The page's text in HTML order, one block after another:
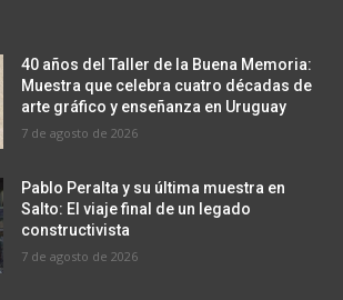
40 años del Taller de la Buena Memoria:
Muestra que celebra cuatro décadas de
arte gráfico y enseñanza en Uruguay
7 de agosto de 2026
Pablo Peralta y su última muestra en
Salto: El viaje final de un legado
constructivista
7 de agosto de 2026